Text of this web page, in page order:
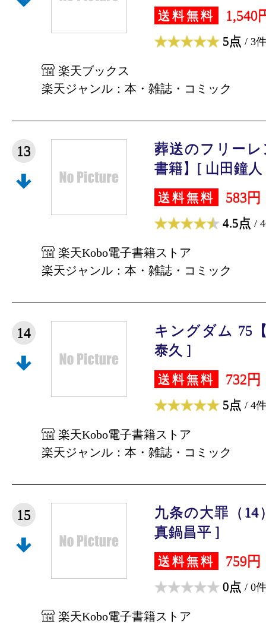
送料無料 1,540
5点 / 3件
楽天ブックス
楽天ジャンル：本・雑誌・コミック
13
葬送のフリーレ
書籍】[ 山田鐘人
送料無料 583円
4.5点 /
楽天Kobo電子書籍ストア
楽天ジャンル：本・雑誌・コミック
14
キングダム 75
泰久 ]
送料無料 732円
5点 / 4件
楽天Kobo電子書籍ストア
楽天ジャンル：本・雑誌・コミック
15
九条の大罪（14
真鍋昌平 ]
送料無料 759円
0点 / 0件
楽天Kobo電子書籍ストア